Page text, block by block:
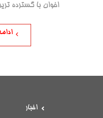
اخوان با گسترده
اخبار